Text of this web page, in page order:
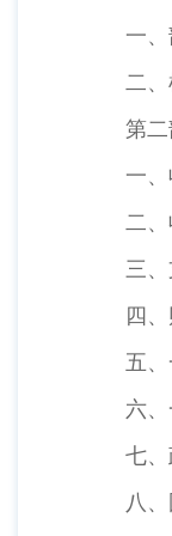
一、
二、
第二
一、
二、
三、
四、财
五、一
六、一
七、政
八、国